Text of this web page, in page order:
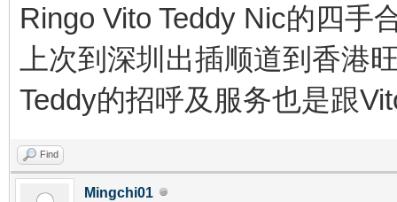
Ringo Vito Teddy Nic的四手
上次到深圳出插顺道到香港
Teddy的招呼及服务也是跟
Find
Mingchi01